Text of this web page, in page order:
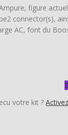
figure
connector(s),
AC, font du
votre kit ?